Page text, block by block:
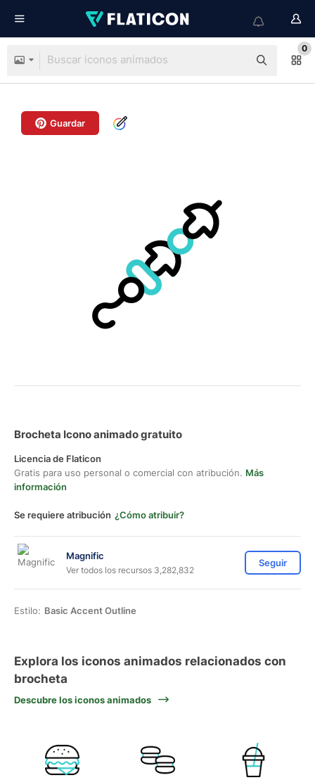
0
Guardar
Brocheta Icono animado gratuito
Licencia de Flaticon
Gratis para uso personal o comercial con atribución. Más
información
Se requiere atribución ¿Cómo atribuir?
Magnific
Ver todos los recursos 3,282,832
Seguir
Estilo: Basic Accent Outline
Explora los iconos animados relacionados con
brocheta
Descubre los iconos animados